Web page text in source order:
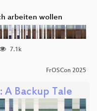
arbeiten wollen
7.1k
FrOSCon 2025
Backup Tale